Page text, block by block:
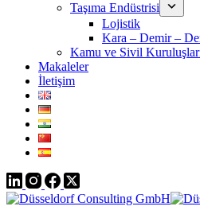
Taşıma Endüstrisi
Lojistik
Kara – Demir –
Kamu ve Sivil
Makaleler
İletişim